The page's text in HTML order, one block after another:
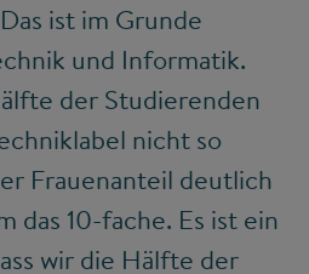
ist im Grunde
und Informatik.
der Studierenden
nicht so
Frauenanteil deutlich
das 10-fache. Es ist ein
wir die Hälfte der